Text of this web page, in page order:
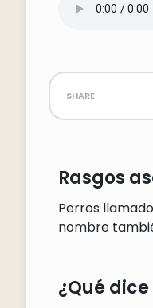
share
Rasgos
Perros
nombre
¿Qué